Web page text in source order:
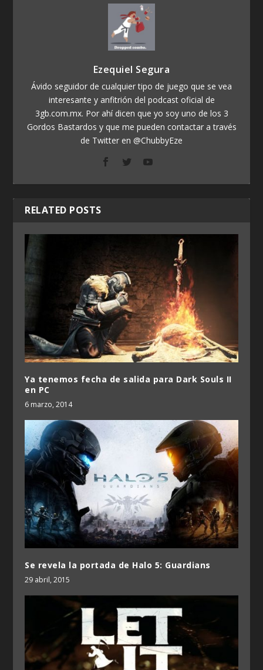
Ezequiel Segura
Ávido seguidor de cualquier tipo de juego que se vea
interesante y anfitrión del podcast oficial de
3gb.com.mx. Por ahí dicen que yo soy uno de los 3
Gordos Bastardos y que me pueden contactar a través
de Twitter en @ChubbyEze
RELATED POSTS
Ya tenemos fecha de salida para Dark Souls II
en PC
6 marzo, 2014
Se revela la portada de Halo 5: Guardians
29 abril, 2015